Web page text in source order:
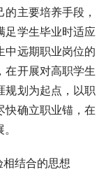
主要培养手段，
足学生毕业时适应
中远期职业岗位的
在开展对高职学生
规划为起点，以职
快确立职业锚，在
结合的思想